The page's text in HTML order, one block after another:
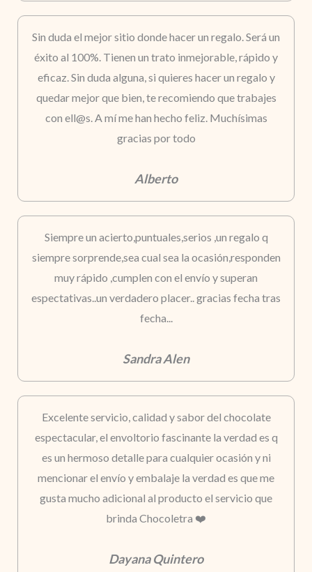
Sin duda el mejor sitio donde hacer un regalo. Será un
éxito al 100%. Tienen un trato inmejorable, rápido y
eficaz. Sin duda alguna, si quieres hacer un regalo y
quedar mejor que bien, te recomiendo que trabajes
con ell@s. A mí me han hecho feliz. Muchísimas
gracias por todo
Alberto
Siempre un acierto,puntuales,serios ,un regalo q
siempre sorprende,sea cual sea la ocasión,responden
muy rápido ,cumplen con el envío y superan
espectativas..un verdadero placer.. gracias fecha tras
fecha...
Sandra Alen
Excelente servicio, calidad y sabor del chocolate
espectacular, el envoltorio fascinante la verdad es q
es un hermoso detalle para cualquier ocasión y ni
mencionar el envío y embalaje la verdad es que me
gusta mucho adicional al producto el servicio que
brinda Chocoletra ❤️
Dayana Quintero